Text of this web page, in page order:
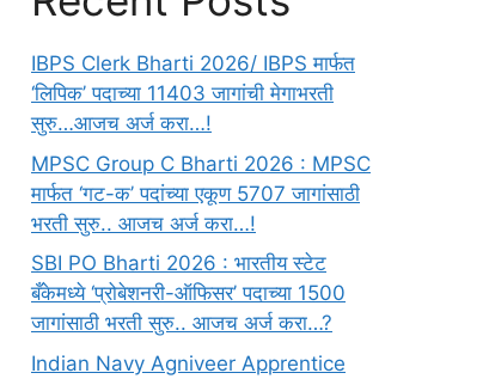
IBPS Clerk Bharti 2026/ IBPS मार्फत
‘लिपिक’ पदाच्या 11403 जागांची मेगाभरती
सुरु…आजच अर्ज करा…!
MPSC Group C Bharti 2026 : MPSC
मार्फत ‘गट-क’ पदांच्या एकूण 5707 जागांसाठी
भरती सुरु.. आजच अर्ज करा…!
SBI PO Bharti 2026 : भारतीय स्टेट
बँकेमध्ये ‘प्रोबेशनरी-ऑफिसर’ पदाच्या 1500
जागांसाठी भरती सुरु.. आजच अर्ज करा…?
Indian Navy Agniveer Apprentice